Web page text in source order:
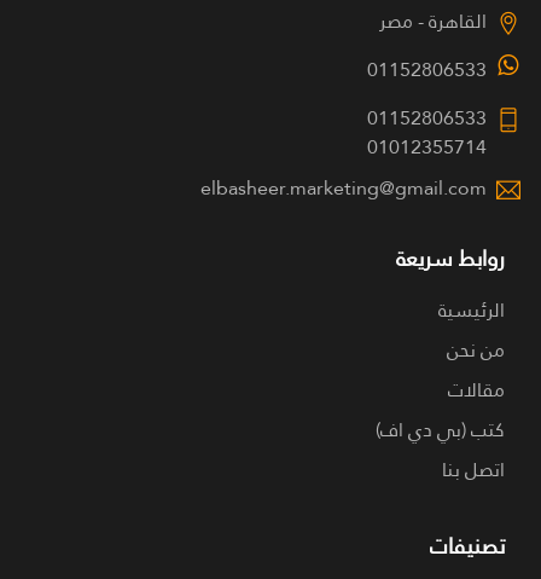
القاهرة - مصر
01152806533
01152806533
01012355714
elbasheer.marketing@gmail.com
روابط سريعة
الرئيسية
من نحن
مقالات
كتب (بي دي اف)
اتصل بنا
تصنيفات